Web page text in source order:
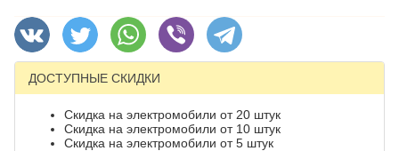
ДОСТУПНЫЕ СКИДКИ
Скидка на электромобили от 20 штук
Скидка на электромобили от 10 штук
Скидка на электромобили от 5 штук